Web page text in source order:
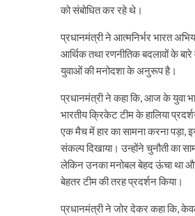
को संबोधित कर रहे थे।
प्रधानमंत्री ने आत्मनिर्भर भारत
आर्थिक तथा रणनीतिक बदलावों के
युवाओं की मनोदशा के अनुरूप है।
प्रधानमंत्री ने कहा कि, आज के युवा
भारतीय क्रिकेट टीम के हालिया
एक मैच में हार का सामना करना पड़ा,
संकल्प दिखाया। उन्होंने चुनौती का
लेकिन उनका मनोबल बेहद ऊंचा था
बेहतर टीम की तरह प्रदर्शन किया।
प्रधानमंत्री ने जोर देकर कहा कि,